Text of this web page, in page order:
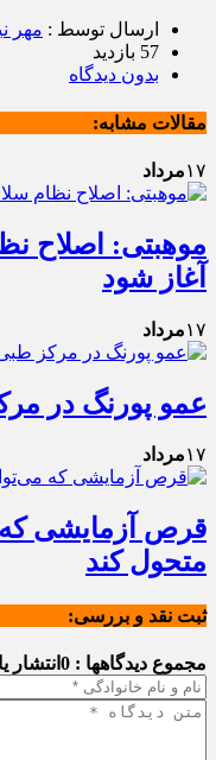
ارسال توسط : مهر
57 بازدید
بدون دیدگاه
مقالات مشابه:
۱۷مرداد
موهبتی: اصلاح
آغاز شود
۱۷مرداد
عمو پورنگ در
۱۷مرداد
متحول کند
ثبت نقد و بررسی:
مجموع دیدگاهها : 0 انتشار